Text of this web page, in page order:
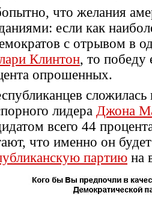
что желания
если как
с отрывом в
Клинтон, то победу
опрошенных.
сложилась
лидера Джона
всего 44
что именно он
партию на